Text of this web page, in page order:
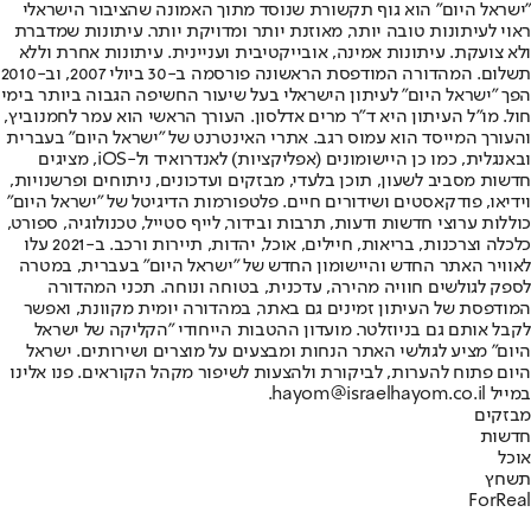
"ישראל היום" הוא גוף תקשורת שנוסד מתוך האמונה שהציבור הישראלי
ראוי לעיתונות טובה יותר, מאוזנת יותר ומדויקת יותר. עיתונות שמדברת
ולא צועקת. עיתונות אמינה, אובייקטיבית ועניינית. עיתונות אחרת וללא
תשלום. המהדורה המודפסת הראשונה פורסמה ב-30 ביולי 2007, וב-2010
הפך "ישראל היום" לעיתון הישראלי בעל שיעור החשיפה הגבוה ביותר בימי
חול. מו"ל העיתון היא ד"ר מרים אדלסון. העורך הראשי הוא עמר לחמנוביץ,
והעורך המייסד הוא עמוס רגב. אתרי האינטרנט של "ישראל היום" בעברית
ובאנגלית, כמו כן היישומונים (אפליקציות) לאנדרואיד ול-iOS, מציגים
חדשות מסביב לשעון, תוכן בלעדי, מבזקים ועדכונים, ניתוחים ופרשנויות,
וידיאו, פודקאסטים ושידורים חיים. פלטפורמות הדיגיטל של "ישראל היום"
כוללות ערוצי חדשות ודעות, תרבות ובידור, לייף סטייל, טכנולוגיה, ספורט,
כלכלה וצרכנות, בריאות, חיילים, אוכל, יהדות, תיירות ורכב. ב-2021 עלו
לאוויר האתר החדש והיישומון החדש של "ישראל היום" בעברית, במטרה
לספק לגולשים חוויה מהירה, עדכנית, בטוחה ונוחה. תכני המהדורה
המודפסת של העיתון זמינים גם באתר, במהדורה יומית מקוונת, ואפשר
לקבל אותם גם בניוזלטר. מועדון ההטבות הייחודי "הקליקה של ישראל
היום" מציע לגולשי האתר הנחות ומבצעים על מוצרים ושירותים. ישראל
היום פתוח להערות, לביקורת ולהצעות לשיפור מקהל הקוראים. פנו אלינו
במייל hayom@israelhayom.co.il.
מבזקים
חדשות
אוכל
תשחץ
ForReal